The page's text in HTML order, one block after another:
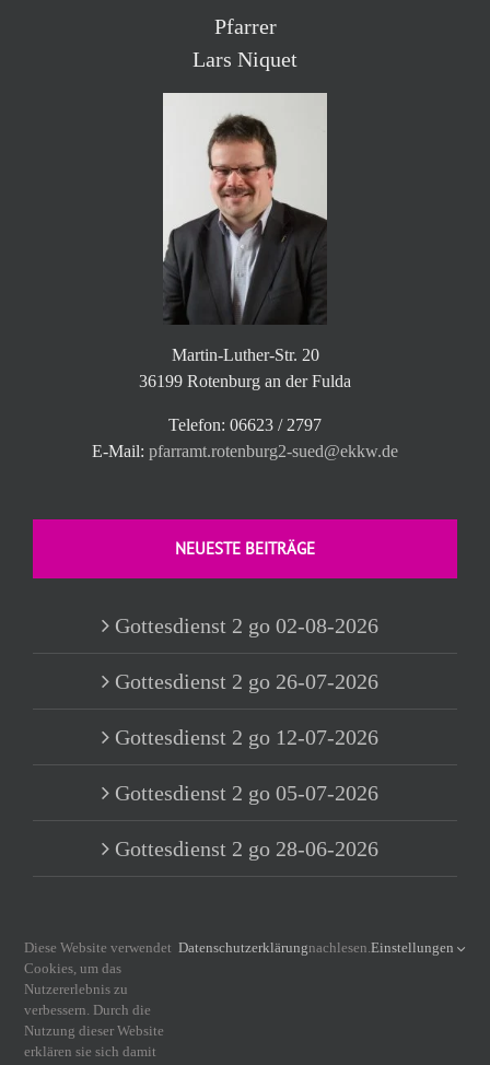
Pfarrer
Lars Niquet
Martin-Luther-Str. 20
36199 Rotenburg an der Fulda
Telefon: 06623 / 2797
E-Mail: pfarramt.rotenburg2-sued@ekkw.de
NEUESTE BEITRÄGE
Gottesdienst 2 go 02-08-2026
Gottesdienst 2 go 26-07-2026
Gottesdienst 2 go 12-07-2026
Gottesdienst 2 go 05-07-2026
Gottesdienst 2 go 28-06-2026
INFORMATIONEN
Diese Website verwendet
Cookies, um das
Nutzererlebnis zu
verbessern. Durch die
Nutzung dieser Website
erklären sie sich damit
Datenschutzerklärungnachlesen.Einstellungen